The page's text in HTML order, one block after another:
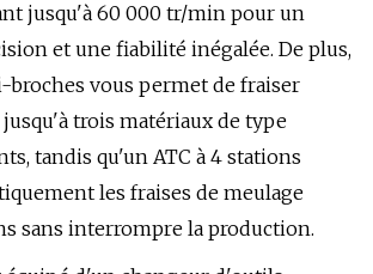
jusqu'à 60 000 tr/min pour un
et une fiabilité inégalée. De plus,
vous permet de fraiser
trois matériaux de type
tandis qu'un ATC à 4 stations
les fraises de meulage
sans interrompre la production.